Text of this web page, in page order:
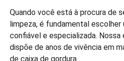
Quando você está à procura de
limpeza, é fundamental
confiável e especializada.
dispõe de anos de vivência em
de caixa de gordura.